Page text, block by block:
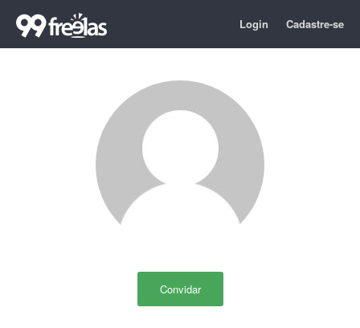
Login Cadastre-se
Convidar